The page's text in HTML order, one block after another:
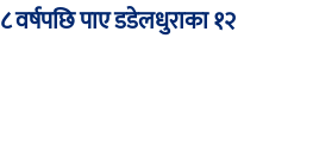
वर्षपछि पाए डडेलधुराका १२